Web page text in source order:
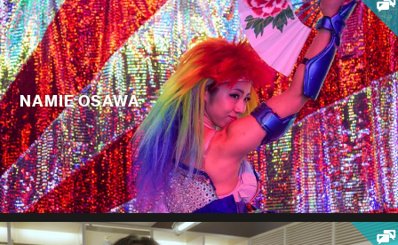
NAMIE OSAWA